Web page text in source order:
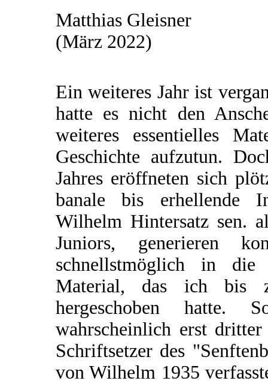
Matthias Gleisner
(März 2022)
Ein weiteres Jahr ist
hatte es nicht den
weiteres essentielles
Geschichte aufzutun.
Jahres eröffneten sich
banale bis erhellende
Wilhelm Hintersatz sen.
Juniors, generieren
schnellstmöglich in
Material, das ich bis
hergeschoben
wahrscheinlich erst
Schriftsetzer des
von Wilhelm 1935